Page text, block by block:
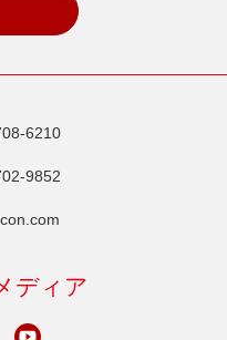
6210
9852
ディア